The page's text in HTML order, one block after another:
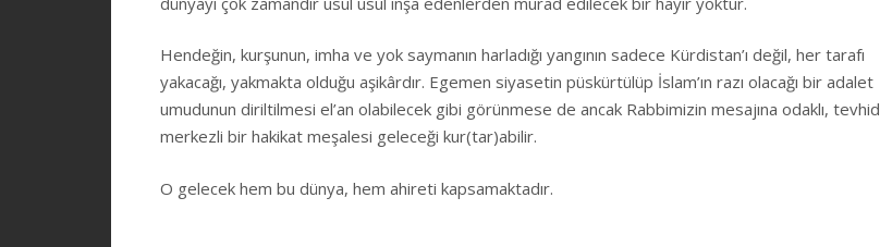
Hendeğin, kurşunun, imha ve yok saymanın harladığı yangının sadece Kürdistan’ı değil, her tarafı
yakacağı, yakmakta olduğu aşikârdır. Egemen siyasetin püskürtülüp İslam’ın razı olacağı bir adalet
umudunun diriltilmesi el’an olabilecek gibi görünmese de ancak Rabbimizin mesajına odaklı, tevhid
merkezli bir hakikat meşalesi geleceği kur(tar)abilir.
O gelecek hem bu dünya, hem ahireti kapsamaktadır.